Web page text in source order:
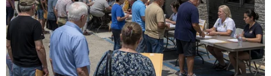
Mỹ sẽ truy kích vào từng nơi trú ẩn của
phiến quân IS ở Syria
16/09/2014 22:53
Kế hoạch không kích của Mỹ chống các phần tử thánh